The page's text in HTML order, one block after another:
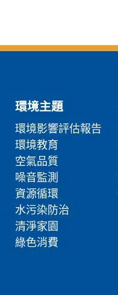
環境主題
環境影響評估報告
環境教育
空氣品質
噪音監測
資源循環
水污染防治
清淨家園
綠色消費